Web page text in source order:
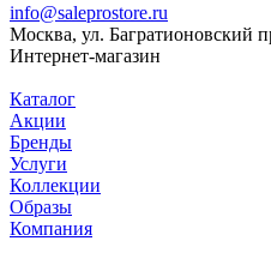
info@saleprostore.ru
Москва, ул. Багратионовский
Интернет-магазин
Каталог
Акции
Бренды
Услуги
Коллекции
Образы
Компания